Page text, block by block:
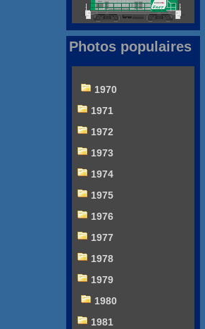
Photos populaires
1970
1971
1972
1973
1974
1975
1976
1977
1978
1979
1980
1981